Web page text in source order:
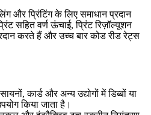
और प्रिंटिंग के लिए समाधान प्रदान
सहित वर्ण ऊंचाई, प्रिंट रिज़ॉल्यूशन
करते हैं और उच्च बार कोड रीड रेट्स
कार्ड और अन्य उद्योगों में डिब्बों या
किया जाता है।